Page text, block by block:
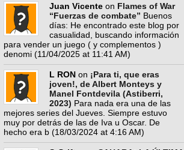
Juan Vicente on Flames of War
“Fuerzas de combate” Buenos
días: He encontrado este blog por
casualidad, buscando información
para vender un juego ( y complementos )
denomi (11/04/2025 at 11:41 AM)
L RON on ¡Para ti, que eras
joven!, de Albert Monteys y
Manel Fontdevila (Astiberri,
2023) Para nada era una de las
mejores series del Jueves. Siempre estuvo
muy por detrás de las de Iva u Oscar. De
hecho era b (18/03/2024 at 4:16 AM)